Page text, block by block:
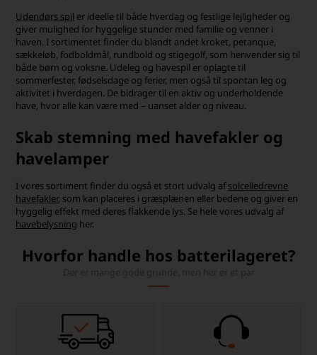
Udendørs spil er ideelle til både hverdag og festlige lejligheder og
giver mulighed for hyggelige stunder med familie og venner i
haven. I sortimentet finder du blandt andet kroket, petanque,
sækkeløb, fodboldmål, rundbold og stigegolf, som henvender sig til
både børn og voksne. Udeleg og havespil er oplagte til
sommerfester, fødselsdage og ferier, men også til spontan leg og
aktivitet i hverdagen. De bidrager til en aktiv og underholdende
have, hvor alle kan være med – uanset alder og niveau.
Skab stemning med havefakler og
havelamper
I vores sortiment finder du også et stort udvalg afsolcelledrevne
havefakler, som kan placeres i græsplænen eller bedene og giver en
hyggelig effekt med deres flakkende lys. Se hele vores udvalg af
havebelysning her.
Hvorfor handle hos batterilageret?